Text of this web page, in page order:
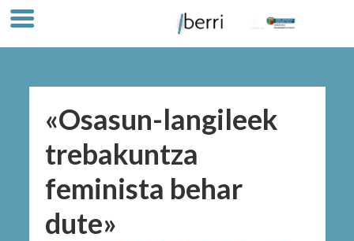
«Osasun-langileek
trebakuntza
feminista behar
dute»